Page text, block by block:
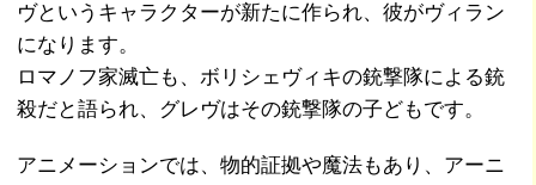
ヴというキャラクターが新たに作られ、彼がヴィラン
になります。
ロマノフ家滅亡も、ボリシェヴィキの銃撃隊による銃
殺だと語られ、グレヴはその銃撃隊の子どもです。
アニメーションでは、物的証拠や魔法もあり、アーニ